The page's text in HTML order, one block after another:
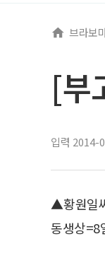
브라보
[부
입력 2014-
▲황원일
동생상=8